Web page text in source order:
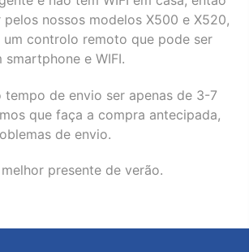
nossos modelos X500 e X520,
um controlo remoto que pode ser
e WIFI.
tempo de envio ser apenas de 3-7
que faça a compra antecipada,
de envio.
presente de verão.